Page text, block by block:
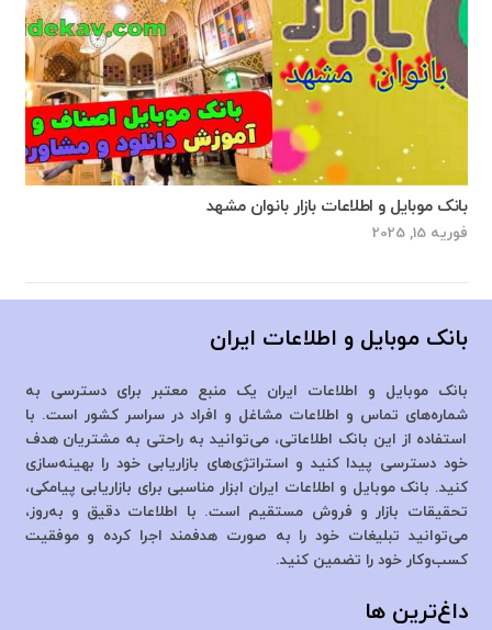
بانک موبایل و اطلاعات بازار بانوان مشهد
فوریه 15, 2025
بانک موبایل و اطلاعات ایران
بانک موبایل و اطلاعات ایران یک منبع معتبر برای دسترسی به
شماره‌های تماس و اطلاعات مشاغل و افراد در سراسر کشور است. با
استفاده از این بانک اطلاعاتی، می‌توانید به راحتی به مشتریان هدف
خود دسترسی پیدا کنید و استراتژی‌های بازاریابی خود را بهینه‌سازی
کنید. بانک موبایل و اطلاعات ایران ابزار مناسبی برای بازاریابی پیامکی،
تحقیقات بازار و فروش مستقیم است. با اطلاعات دقیق و به‌روز،
می‌توانید تبلیغات خود را به صورت هدفمند اجرا کرده و موفقیت
کسب‌وکار خود را تضمین کنید.
داغ‌ترین ها